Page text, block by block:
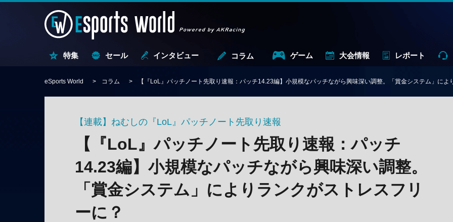
特集 セール インタビュー コラム ゲーム 大会情報 レポート
eSports World コラム 【『LoL』パッチノート先取り速報：パッチ14.23編】小規模なパッチながら興味深い調整。「賞金システム」に
【連載】ねむしの『LoL』パッチノート先取り速報
【『LoL』パッチノート先取り速報：パッチ
14.23編】小規模なパッチながら興味深い調整。
「賞金システム」によりランクがストレスフリ
ーに？